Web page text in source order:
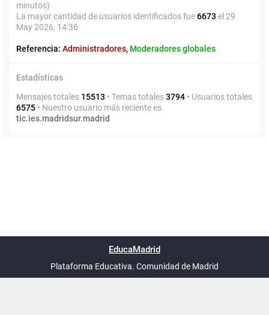
minutos)
La mayor cantidad de usuarios identificados fue6673 el 29
May 2026, 14:36
Referencia: Administradores, Moderadores globales
Estadísticas
Mensajes totales 15513 • Temas totales3794 • Usuarios totales
6575 • Nuestro usuario más reciente es
tic.ies.madridsur.madrid
UTC+02:00
phpBB España
EducaMadrid
Plataforma Educativa. Comunidad de Madrid